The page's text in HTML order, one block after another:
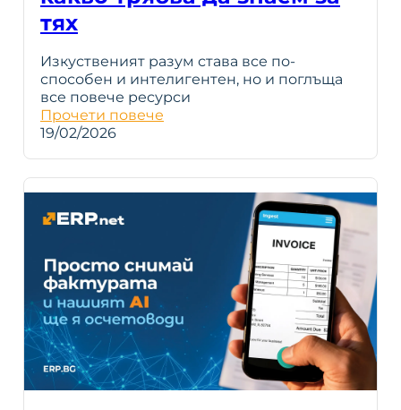
тях
Изкуственият разум става все по-
способен и интелигентен, но и поглъща
все повече ресурси
Прочети повече
19/02/2026